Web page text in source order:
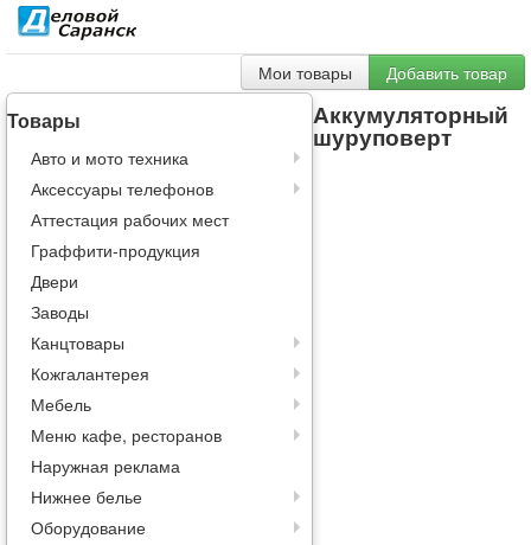
Мои товары Добавить товар
Товары
Авто и мото техника
Аксессуары телефонов
Аттестация рабочих мест
Граффити-продукция
Двери
Заводы
Канцтовары
Кожгалантерея
Мебель
Меню кафе, ресторанов
Наружная реклама
Нижнее белье
Оборудование
Аккумуляторный
шуруповерт